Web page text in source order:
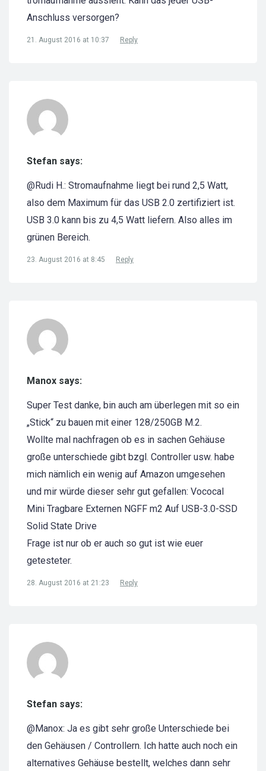
Anschluss versorgen?
21. August 2016 at 10:37 Reply
Stefan says:
@Rudi H.: Stromaufnahme liegt bei rund 2,5 Watt,
also dem Maximum für das USB 2.0 zertifiziert ist.
USB 3.0 kann bis zu 4,5 Watt liefern. Also alles im
grünen Bereich.
23. August 2016 at 8:45 Reply
Manox says:
Super Test danke, bin auch am überlegen mit so ein
„Stick“ zu bauen mit einer 128/250GB M.2.
Wollte mal nachfragen ob es in sachen Gehäuse
große unterschiede gibt bzgl. Controller usw. habe
mich nämlich ein wenig auf Amazon umgesehen
und mir würde dieser sehr gut gefallen: Vococal
Mini Tragbare Externen NGFF m2 Auf USB-3.0-SSD
Solid State Drive
Frage ist nur ob er auch so gut ist wie euer
getesteter.
28. August 2016 at 21:23 Reply
Stefan says:
@Manox: Ja es gibt sehr große Unterschiede bei
den Gehäusen / Controllern. Ich hatte auch noch ein
alternatives Gehäuse bestellt, welches dann sehr